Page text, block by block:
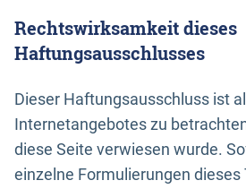
Rechtswirksamkeit dieses
Haftungsausschlusses
Dieser Haftungsausschluss ist
Internetangebotes zu
diese Seite verwiesen wurde.
einzelne Formulierungen dieses